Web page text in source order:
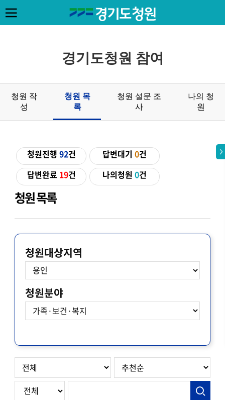
경기도청원 참여
청원 작
성
청원 목
록
청원 설문 조
사
나의 청
원
청원 목록
청원진행 92건 답변대기0건
답변완료 19건 나의청원0건
청원대상지역
청원분야